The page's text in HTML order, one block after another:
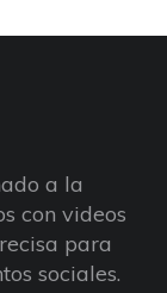
a la
con videos
para
sociales.